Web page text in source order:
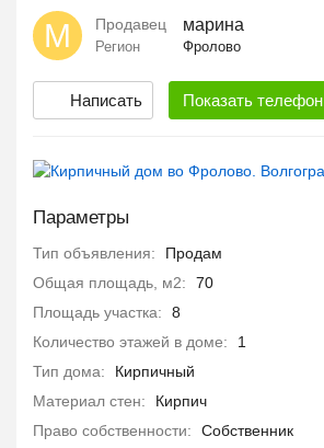
М Продавец марина
Регион Фролово
Написать Показать телефон
Параметры
Тип объявления:
Продам
Общая площадь, м2:
70
Площадь участка:
8
Количество этажей в доме:
1
Тип дома:
Кирпичный
Материал стен:
Кирпич
Право собственности:
Собственник